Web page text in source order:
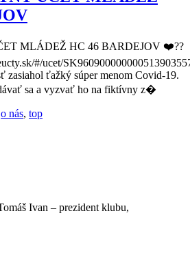
MLÁDEŽ HC 46 BARDEJOV ❤️??
#/ucet/
zasiahol ťažký súper menom Covid-19.
sa a vyzvať ho na fiktívny z�
o nás, top
Ivan – prezident klubu,